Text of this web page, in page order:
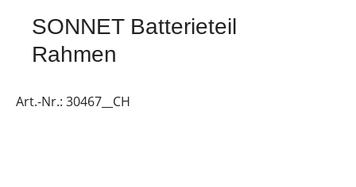
SONNET Batterieteil
Rahmen
Art.-Nr.: 30467__CH